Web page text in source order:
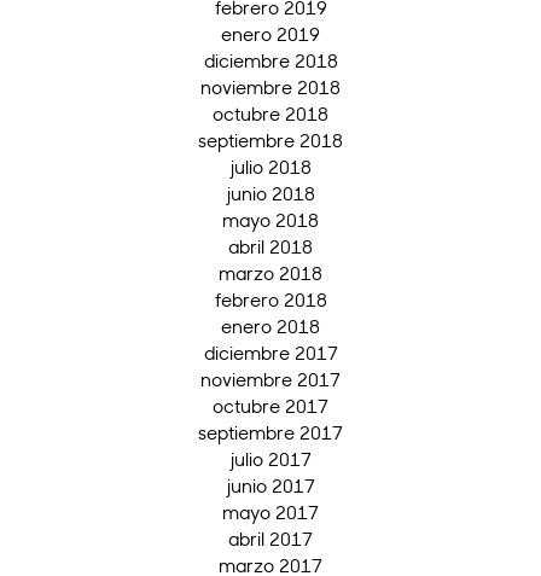
febrero 2019
enero 2019
diciembre 2018
noviembre 2018
octubre 2018
septiembre 2018
julio 2018
junio 2018
mayo 2018
abril 2018
marzo 2018
febrero 2018
enero 2018
diciembre 2017
noviembre 2017
octubre 2017
septiembre 2017
julio 2017
junio 2017
mayo 2017
abril 2017
marzo 2017